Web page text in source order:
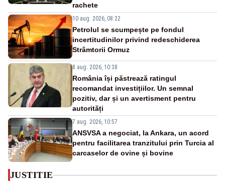
rachete
10 aug. 2026, 08:22
Petrolul se scumpește pe fondul
incertitudinilor privind redeschiderea
Strâmtorii Ormuz
8 aug. 2026, 10:38
România își păstrează ratingul
recomandat investițiilor. Un semnal
pozitiv, dar și un avertisment pentru
autorități
7 aug. 2026, 10:57
ANSVSA a negociat, la Ankara, un acord
pentru facilitarea tranzitului prin Turcia al
carcaselor de ovine și bovine
JUSTITIE